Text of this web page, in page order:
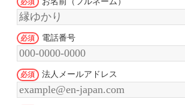
電話番号
法人メールアドレス